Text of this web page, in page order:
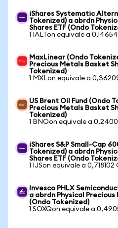
iShares Systematic
Tokenized) a abrdn
Shares ETF (Ondo
1 IALTon equivale a
MaxLinear (Ondo
Precious Metals Basket
Tokenized)
1 MXLon equivale a
US Brent Oil Fund (Ondo
Precious Metals Basket
Tokenized)
1 BNOon equivale a
iShares S&P Small-Cap
Tokenized) a abrdn
Shares ETF (Ondo
1 IJSon equivale a 0,718102
Invesco PHLX
a abrdn Physical Precious
(Ondo Tokenized)
1 SOXQon equivale a